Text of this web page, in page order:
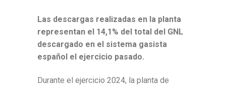
Las descargas realizadas en la planta
representan el 14,1% del total del GNL
descargado en el sistema gasista
español el ejercicio pasado.
Durante el ejercicio 2024, la planta de